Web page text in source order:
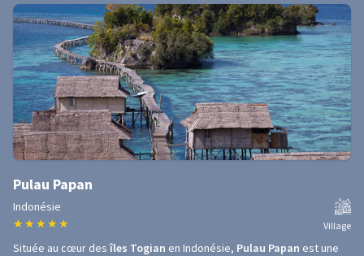
Pulau Papan
Indonésie
★ ★ ★ ★ ★ Village
Située au cœur desîles Togian en Indonésie, Pulau Papan est une